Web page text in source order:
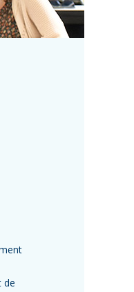
de